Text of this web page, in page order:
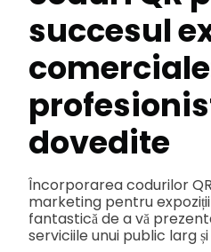
succesul
dovedite
Încorporarea codurilor
marketing pentru
fantastică de a vă
serviciile unui public larg